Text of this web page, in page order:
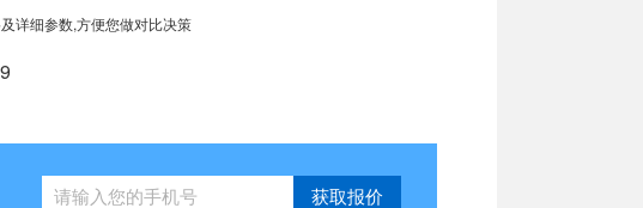
详细参数,方便您做对比决策